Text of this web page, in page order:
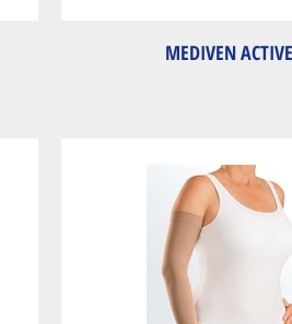
MEDIVEN ACTIVE